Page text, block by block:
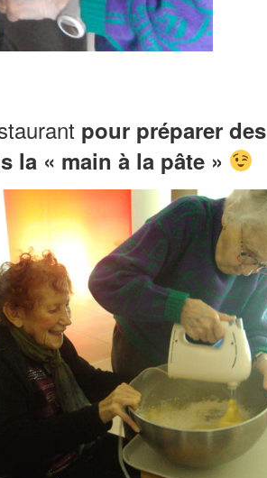
pour préparer des
la « main à la pâte »